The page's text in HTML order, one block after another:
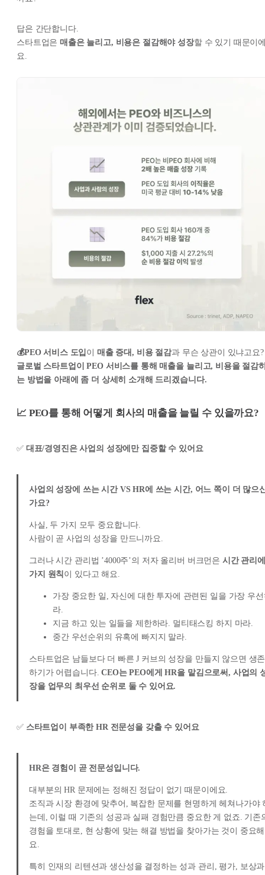
답은 간단합니다.
스타트업은매출은 늘리고, 비용은 절감해야 성장할 수 있기 때문이
요.
💰PEO 서비스 도입 이 매출 증대, 비용 절감과 무슨 상관이 있냐고요?
글로벌 스타트업이 PEO 서비스를 통해 매출을 늘리고, 비용을 절감
는 방법을 아래에 좀 더 상세히 소개해 드리겠습니다.
📈 PEO를 통해 어떻게 회사의 매출을 늘릴 수 있을까요?
✅ 대표/경영진은 사업의 성장에만 집중할 수 있어요
사업의 성장에 쓰는 시간 VS HR에 쓰는 시간, 어느 쪽이 더 많으
가요?
사실, 두 가지 모두 중요합니다.
사람이 곧 사업의 성장을 만드니까요.
그러나 시간 관리법 ’4000주’의 저자 올리버 버크먼은 시간 관리
가지 원칙 이 있다고 해요.
가장 중요한 일, 자신에 대한 투자에 관련된 일을 가장 우
라.
지금 하고 있는 일들을 제한하라. 멀티태스킹 하지 마라.
중간 우선순위의 유혹에 빠지지 말라.
스타트업은 남들보다 더 빠른 J 커브의 성장을 만들지 않으면 생존
하기가 어렵습니다.CEO는 PEO에게 HR을 맡김으로써, 사업의
장을 업무의 최우선 순위로 둘 수 있어요.
✅ 스타트업이 부족한 HR 전문성을 갖출 수 있어요
HR은 경험이 곧 전문성입니다.
대부분의 HR 문제에는 정해진 정답이 없기 때문이에요.
조직과 시장 환경에 맞추어, 복잡한 문제를 현명하게 헤쳐나가야
는데, 이럴 때 기존의 성공과 실패 경험만큼 중요한 게 없죠. 기존
경험을 토대로, 현 상황에 맞는 해결 방법을 찾아가는 것이 중요해
요.
특히 인재의 리텐션과 생산성을 결정하는 성과 관리, 평가, 보상과